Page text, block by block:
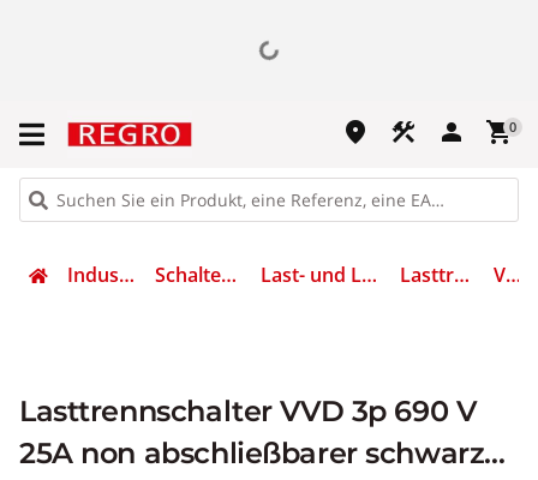
place construction person shopping_cart0
Industrietechnik Schalten & Schützen Last- und Lasttrennschalter Lasttrennschalter VVD0
Lasttrennschalter VVD 3p 690 V
25A non abschließbarer schwarzer